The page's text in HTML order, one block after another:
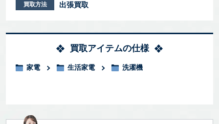
買取方法 出張買取
買取アイテムの仕様
家電 生活家電 洗濯機